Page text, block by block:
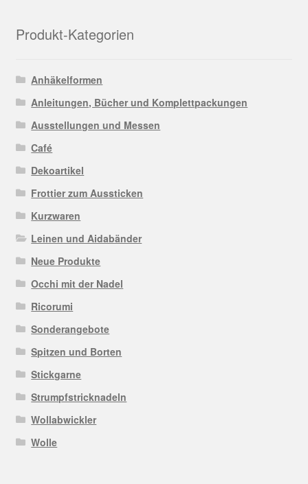
Produkt-Kategorien
Anhäkelformen
Anleitungen, Bücher und Komplettpackungen
Ausstellungen und Messen
Café
Dekoartikel
Frottier zum Aussticken
Kurzwaren
Leinen und Aidabänder
Neue Produkte
Occhi mit der Nadel
Ricorumi
Sonderangebote
Spitzen und Borten
Stickgarne
Strumpfstricknadeln
Wollabwickler
Wolle